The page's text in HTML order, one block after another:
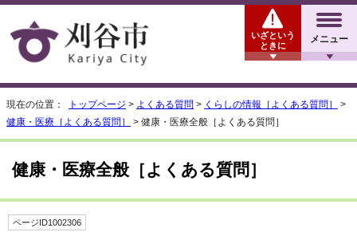
メニュー
いざという
ときに
現在の位置： トップページ > よくある質問 > くらしの情報［よくある質問］
>
健康・医療［よくある質問］
> 健康・医療全般［よくある質問］
健康・医療全般［よくある質問］
ページID1002306